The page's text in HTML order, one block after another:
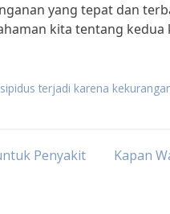
yang tepat dan
kita tentang kedua
terjadi karena
Penyakit
Kapan